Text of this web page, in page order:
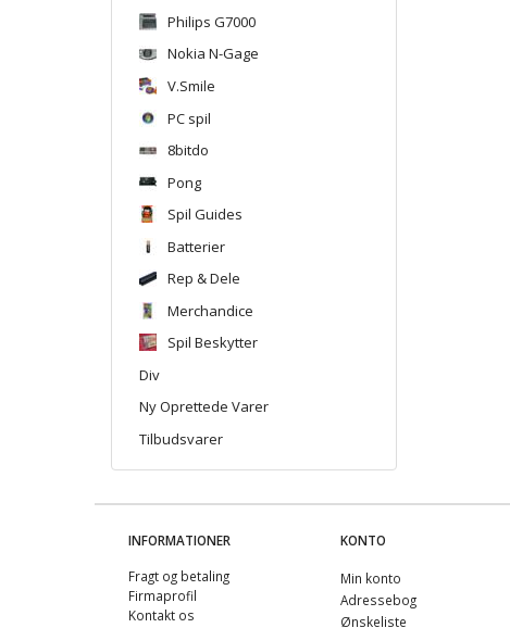
Philips G7000
Nokia N-Gage
V.Smile
PC spil
8bitdo
Pong
Spil Guides
Batterier
Rep & Dele
Merchandice
Spil Beskytter
Div
Ny Oprettede Varer
Tilbudsvarer
INFORMATIONER
Fragt og betaling
Firmaprofil
Kontakt os
KONTO
Min konto
Adressebog
Ønskeliste